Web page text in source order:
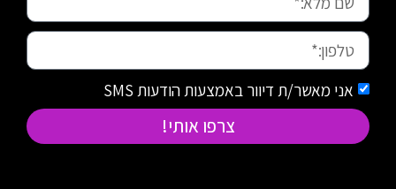
אני מאשר/ת דיוור באמצעות הודעות SMS
צרפו אותי!